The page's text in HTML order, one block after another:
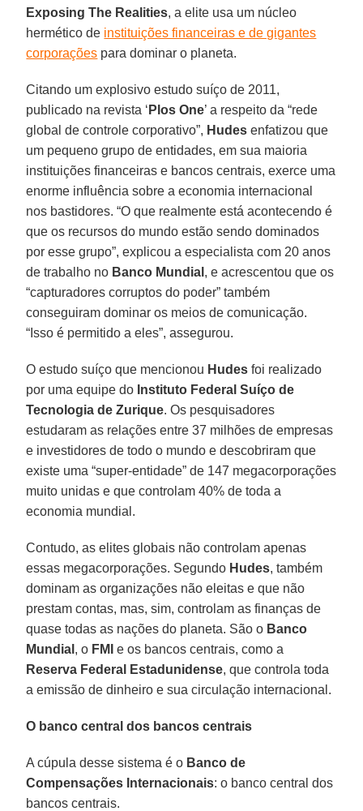
Exposing The Realities, a elite usa um núcleo
hermético de instituições financeiras e de gigantes
corporações para dominar o planeta.
Citando um explosivo estudo suíço de 2011,
publicado na revista ‘ Plos One’ a respeito da “rede
global de controle corporativo”, Hudes enfatizou que
um pequeno grupo de entidades, em sua maioria
instituições financeiras e bancos centrais, exerce uma
enorme influência sobre a economia internacional
nos bastidores. “O que realmente está acontecendo é
que os recursos do mundo estão sendo dominados
por esse grupo”, explicou a especialista com 20 anos
de trabalho no Banco Mundial , e acrescentou que os
“capturadores corruptos do poder” também
conseguiram dominar os meios de comunicação.
“Isso é permitido a eles”, assegurou.
O estudo suíço que mencionou Hudes foi realizado
por uma equipe do Instituto Federal Suíço de
Tecnologia de Zurique. Os pesquisadores
estudaram as relações entre 37 milhões de empresas
e investidores de todo o mundo e descobriram que
existe uma “super-entidade” de 147 megacorporações
muito unidas e que controlam 40% de toda a
economia mundial.
Contudo, as elites globais não controlam apenas
essas megacorporações. Segundo Hudes, também
dominam as organizações não eleitas e que não
prestam contas, mas, sim, controlam as finanças de
quase todas as nações do planeta. São o Banco
Mundial , o FMI e os bancos centrais, como a
Reserva Federal Estadunidense, que controla toda
a emissão de dinheiro e sua circulação internacional.
O banco central dos bancos centrais
A cúpula desse sistema é o Banco de
Compensações Internacionais: o banco central dos
bancos centrais.